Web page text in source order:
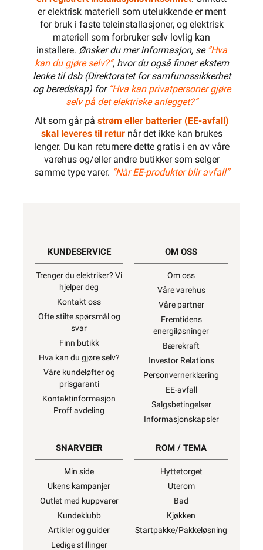
er elektrisk materiell som utelukkende er ment
for bruk i faste teleinstallasjoner, og elektrisk
materiell som forbruker selv lovlig kan
installere. Ønsker du mer informasjon, se ”Hva
kan du gjøre selv?”, hvor du også finner ekstern
lenke til dsb (Direktoratet for samfunnssikkerhet
og beredskap) for “Hva kan privatpersoner gjøre
selv på det elektriske anlegget?”
Alt som går på strøm eller batterier (EE-avfall)
skal leveres til returnår det ikke kan brukes
lenger. Du kan returnere dette gratis i en av våre
varehus og/eller andre butikker som selger
samme type varer. “Når EE-produkter blir avfall”
KUNDESERVICE
Trenger du elektriker? Vi
hjelper deg
Kontakt oss
Ofte stilte spørsmål og
svar
Finn butikk
Hva kan du gjøre selv?
Våre kundeløfter og
prisgaranti
Kontaktinformasjon
Proff avdeling
OM OSS
Om oss
Våre varehus
Våre partner
Fremtidens
energiløsninger
Bærekraft
Investor Relations
Personvernerklæring
EE-avfall
Salgsbetingelser
Informasjonskapsler
SNARVEIER
Min side
Ukens kampanjer
Outlet med kuppvarer
Kundeklubb
Artikler og guider
Ledige stillinger
ROM / TEMA
Hyttetorget
Uterom
Bad
Kjøkken
Startpakke/Pakkeløsning